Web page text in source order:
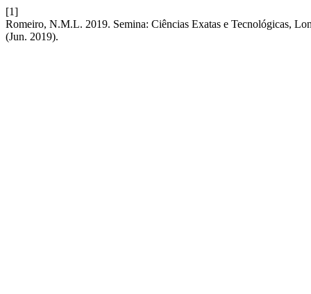
[1]
Romeiro, N.M.L. 2019. Semina: Ciências Exatas e Tecnológicas,
(Jun. 2019).